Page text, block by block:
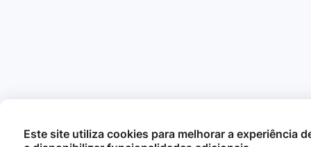
Este site utiliza cookies para melhorar a experiência